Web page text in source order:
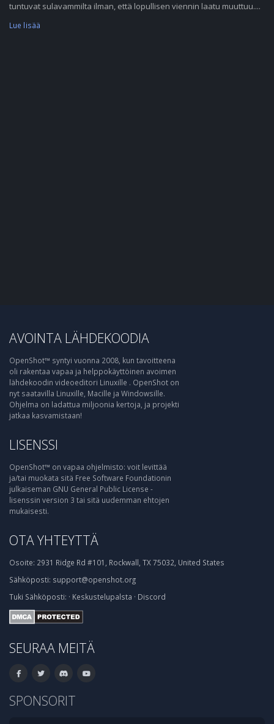
tuntuvat sulavammilta ilman, että lopullisen viennin laatu muuttuu....
Lue lisää
AVOINTA LÄHDEKOODIA
OpenShot™ syntyi vuonna 2008, kun tavoitteena
oli rakentaa vapaa ja helppokäyttöinen avoimen
lähdekoodin videoeditori Linuxille . OpenShot on
nyt saatavilla Linuxille, Macille ja Windowsille.
Ohjelma on ladattua miljoonia kertoja, ja projekti
jatkaa kasvamistaan!
LISENSSI
OpenShot™ on vapaa ohjelmisto: voit levittää
ja/tai muokata sitä Free Software Foundationin
julkaiseman GNU General Public License -
lisenssin version 3 tai sitä uudemman ehtojen
mukaisesti.
OTA YHTEYTTÄ
Osoite: 2931 Ridge Rd #101, Rockwall, TX 75032, United States
Sähköposti: support@openshot.org
Tuki Sähköposti: · Keskustelupalsta · Discord
SEURAA MEITÄ
SPONSORIT